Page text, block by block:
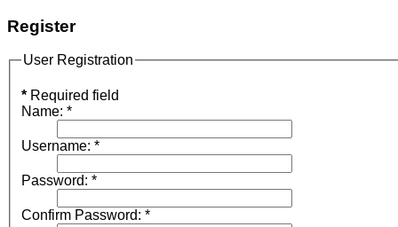
Register
User Registration
* Required field
Name: *
Username: *
Password: *
Confirm Password: *